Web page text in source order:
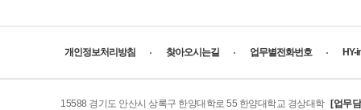
개인정보처리방침 찾아오시는길 업무별전화번호 HY-
15588 경기도 안산시 상록구 한양대학로 55 한양대학교 경상대학
[업무